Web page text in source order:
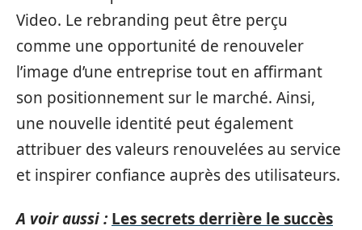
Video. Le rebranding peut être perçu
comme une opportunité de renouveler
l’image d’une entreprise tout en affirmant
son positionnement sur le marché. Ainsi,
une nouvelle identité peut également
attribuer des valeurs renouvelées au service
et inspirer confiance auprès des utilisateurs.
A voir aussi : Les secrets derrière le succès